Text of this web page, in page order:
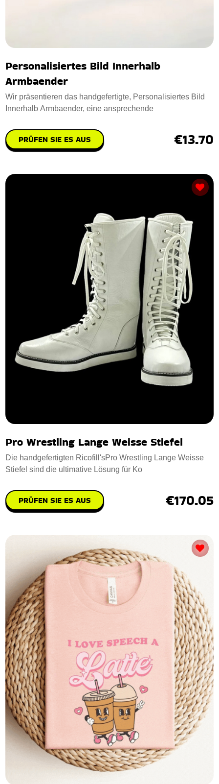
Personalisiertes Bild Innerhalb
Armbaender
Wir präsentieren das handgefertigte, Personalisiertes Bild
Innerhalb Armbaender, eine ansprechende
PRÜFEN SIE ES AUS €13.70
Pro Wrestling Lange Weisse Stiefel
Die handgefertigten Ricofill'sPro Wrestling Lange Weisse
Stiefel sind die ultimative Lösung für Ko
PRÜFEN SIE ES AUS €170.05